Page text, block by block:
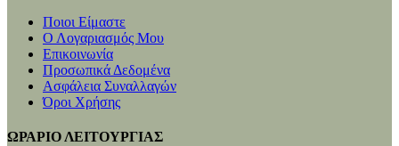
Ποιοι Είμαστε
Ο Λογαριασμός Μου
Επικοινωνία
Προσωπικά Δεδομένα
Ασφάλεια Συναλλαγών
Όροι Χρήσης
ΩΡΑΡΙΟ ΛΕΙΤΟΥΡΓΙΑΣ